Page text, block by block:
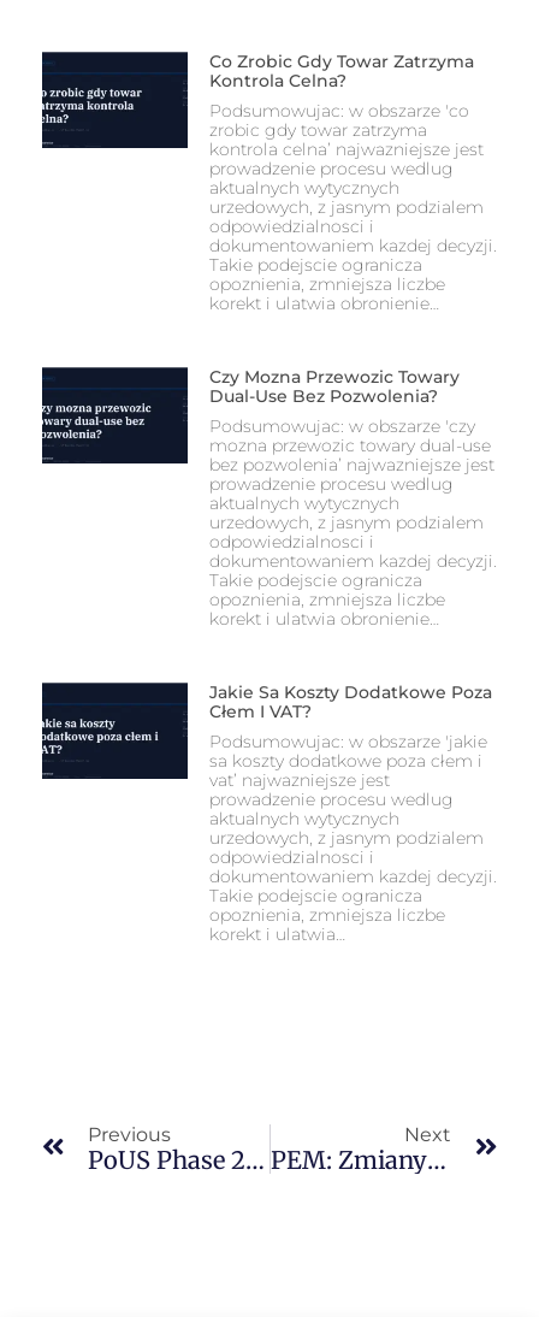
Co Zrobic Gdy Towar Zatrzyma
Kontrola Celna?
Podsumowujac: w obszarze 'co
zrobic gdy towar zatrzyma
kontrola celna’ najwazniejsze jest
prowadzenie procesu wedlug
aktualnych wytycznych
urzedowych, z jasnym podzialem
odpowiedzialnosci i
dokumentowaniem kazdej decyzji.
Takie podejscie ogranicza
opoznienia, zmniejsza liczbe
korekt i ulatwia obronienie…
Czy Mozna Przewozic Towary
Dual-Use Bez Pozwolenia?
Podsumowujac: w obszarze 'czy
mozna przewozic towary dual-use
bez pozwolenia’ najwazniejsze jest
prowadzenie procesu wedlug
aktualnych wytycznych
urzedowych, z jasnym podzialem
odpowiedzialnosci i
dokumentowaniem kazdej decyzji.
Takie podejscie ogranicza
opoznienia, zmniejsza liczbe
korekt i ulatwia obronienie…
Jakie Sa Koszty Dodatkowe Poza
Cłem I VAT?
Podsumowujac: w obszarze 'jakie
sa koszty dodatkowe poza cłem i
vat’ najwazniejsze jest
prowadzenie procesu wedlug
aktualnych wytycznych
urzedowych, z jasnym podzialem
odpowiedzialnosci i
dokumentowaniem kazdej decyzji.
Takie podejscie ogranicza
opoznienia, zmniejsza liczbe
korekt i ulatwia…
Previous
PoUS Phase 2 I MNSW: Co Oznaczają Przejściowe Zasady Po 15 Sierpnia 2025
Next
PEM: Zmiany W Zasadach Pochodzenia – Deklaracje Dostawców 2025/1728